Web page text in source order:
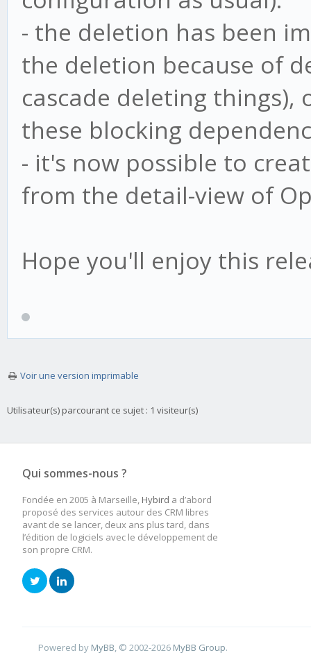
- the deletion has been
the deletion because of
cascade deleting
these blocking
- it's now possible to
from the detail-view of
Hope you'll enjoy this
Voir une version imprimable
Utilisateur(s) parcourant ce sujet : 1 visiteur(s)
Qui sommes-nous ?
Fondée en 2005 à Marseille, Hybird a d’abord
proposé des services autour des CRM libres
avant de se lancer, deux ans plus tard, dans
l’édition de logiciels avec le développement de
son propre CRM.
Powered by MyBB , © 2002-2026 MyBB Group.